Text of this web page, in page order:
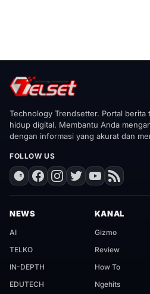
Technology Trendsetter. Portal
hidup digital. Membantu Anda
dengan informasi yang akurat dan
FOLLOW US
NEWS
AI
TELKO
IN-DEPTH
EDUTECH
KANAL
Gizmo
Review
How To
Ngehits